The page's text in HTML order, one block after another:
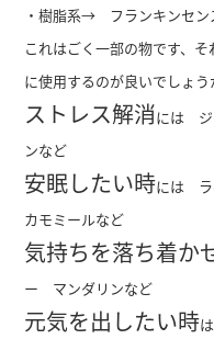
・樹脂系→ フランキンセ
これはごく一部の物です、
に使用するのが良いでしょう
ストレス解消には
ンなど
安眠したい時には
カモミールなど
気持ちを落ち着か
ー マンダリンなど
元気を出したい時